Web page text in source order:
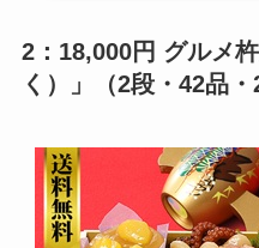
2：18,000円 グルメ
く）」（2段・42品・